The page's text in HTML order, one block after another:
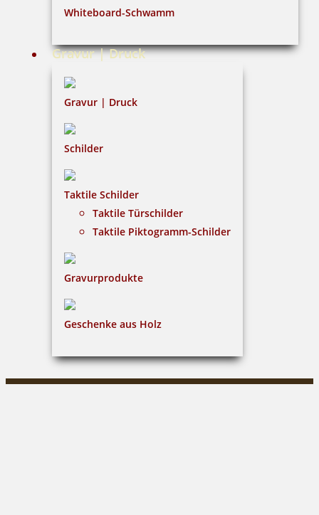
Whiteboard-Schwamm
Gravur | Druck
Gravur | Druck
Schilder
Taktile Schilder
Taktile Türschilder
Taktile Piktogramm-Schilder
Gravurprodukte
Geschenke aus Holz
Widerruf
Barrierefreiheit
Vertrag widerrufen
Mein Konto
KONTAKT
Gavieranstalt & Stempelhaus Gleitsmann
Claus Gleitsmann
03447/316849